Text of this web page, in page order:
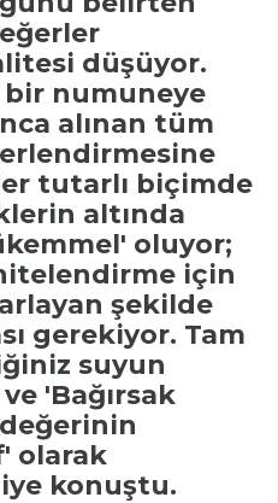
düşüyor.
bir numuneye
alınan tüm
tutarlı biçimde
altında
oluyor;
için
şekilde
gerekiyor. Tam
suyun
'Bağırsak
olarak
konuştu.